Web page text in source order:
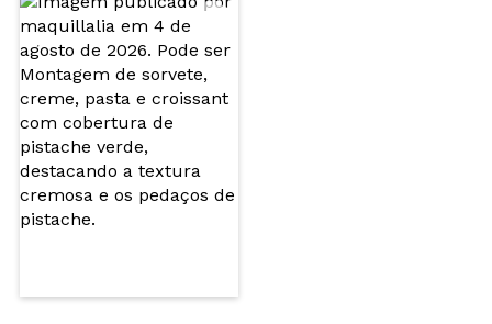
Compartilhar um vídeo ou uma foto
Seu vídeo pode ser o primeiro. Imagine isso...
Recomenda esta compra?